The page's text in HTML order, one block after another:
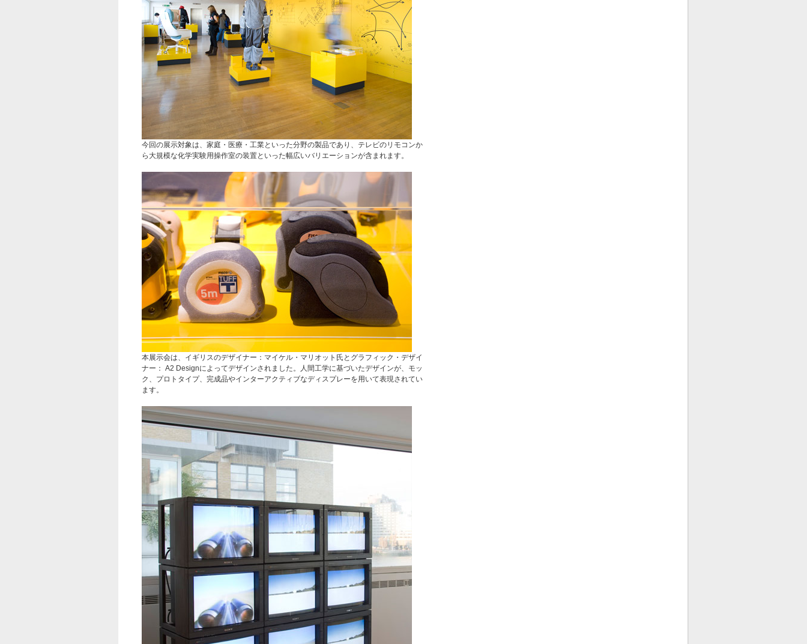
今回の展示対象は、家庭・医療・工業といった分野の製品であり、テレビのリモコンか
ら大規模な化学実験用操作室の装置といった幅広いバリエーションが含まれます。
本展示会は、イギリスのデザイナー：マイケル・マリオット氏とグラフィック・デザイ
ナー： A2 Designによってデザインされました。人間工学に基づいたデザインが、モッ
ク、プロトタイプ、完成品やインターアクティブなディスプレーを用いて表現されてい
ます。